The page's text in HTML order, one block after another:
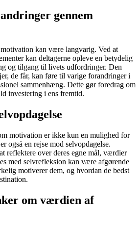
gennem
kan være langvarig. Ved at
kan deltagerne opleve en betydelig
og tilgang til livets udfordringer. Den
de får, kan føre til varige forandringer i
sammenhæng. Dette gør foredrag om
investering i ens fremtid.
motivation er ikke kun en mulighed for
også en rejse mod selvopdagelse.
reflektere over deres egne mål, værdier
med selvrefleksion kan være afgørende
motiverer dem, og hvordan de bedst
om værdien af